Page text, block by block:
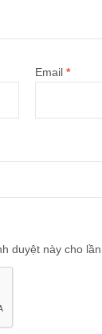
Email *
duyệt này cho